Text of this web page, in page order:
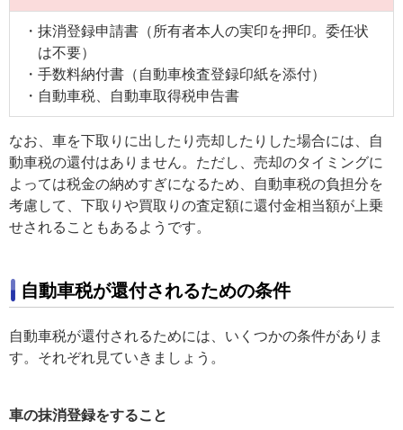
抹消登録申請書（所有者本人の実印を押印。委任状
は不要）
手数料納付書（自動車検査登録印紙を添付）
自動車税、自動車取得税申告書
なお、車を下取りに出したり売却したりした場合には、自
動車税の還付はありません。ただし、売却のタイミングに
よっては税金の納めすぎになるため、自動車税の負担分を
考慮して、下取りや買取りの査定額に還付金相当額が上乗
せされることもあるようです。
自動車税が還付されるための条件
自動車税が還付されるためには、いくつかの条件がありま
す。それぞれ見ていきましょう。
車の抹消登録をすること